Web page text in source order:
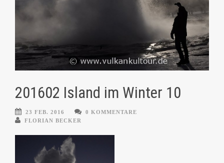
201602 Island im Winter 10
23 FEB. 2016
0 KOMMENTARE
FLORIAN BECKER